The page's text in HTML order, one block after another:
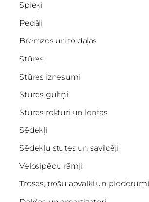
Spieķi
Pedāļi
Bremzes un to daļas
Stūres
Stūres iznesumi
Stūres gultņi
Stūres rokturi un lentas
Sēdekļi
Sēdekļu stutes un savilcēji
Velosipēdu rāmji
Troses, trošu apvalki un piederumi